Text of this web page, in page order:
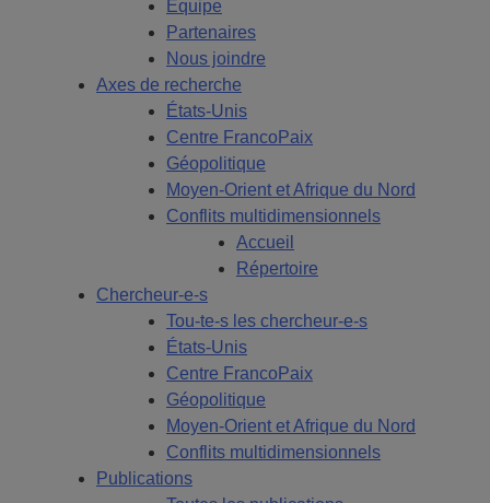
Équipe
Partenaires
Nous joindre
Axes de recherche
États-Unis
Centre FrancoPaix
Géopolitique
Moyen-Orient et Afrique du Nord
Conflits multidimensionnels
Accueil
Répertoire
Chercheur-e-s
Tou-te-s les chercheur-e-s
États-Unis
Centre FrancoPaix
Géopolitique
Moyen-Orient et Afrique du Nord
Conflits multidimensionnels
Publications